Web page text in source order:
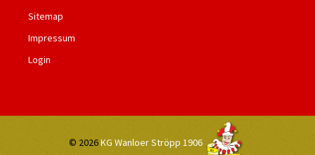
Sitemap
Impressum
Login
© 2026KG Wanloer Ströpp 1906